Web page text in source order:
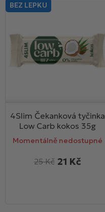
BEZ LEPKU
4Slim Čekanková tyčinka
Low Carb kokos 35g
Momentálně nedostupné
21 Kč
25 Kč